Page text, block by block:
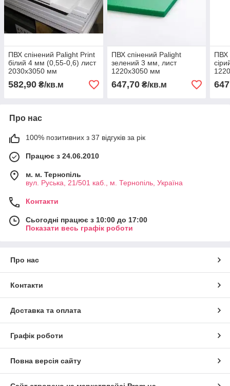
ПВХ спінений Palight Print
білий 4 мм (0,55-0,6) лист
2030х3050 мм
582,90 ₴/кв.м
ПВХ спінений Palight
зелений 3 мм, лист
1220х3050 мм
647,70₴/кв.м
ПВХ
Про нас
100% позитивних з 37 відгуків за рік
Працює з 24.06.2010
м. м. Тернопіль
вул. Руська, 21/501 каб., м. Тернопіль, Україна
Контакти
Сьогодні працює з 10:00 до 17:00
Показати весь графік роботи
Про нас
Контакти
Доставка та оплата
Графік роботи
Повна версія сайту